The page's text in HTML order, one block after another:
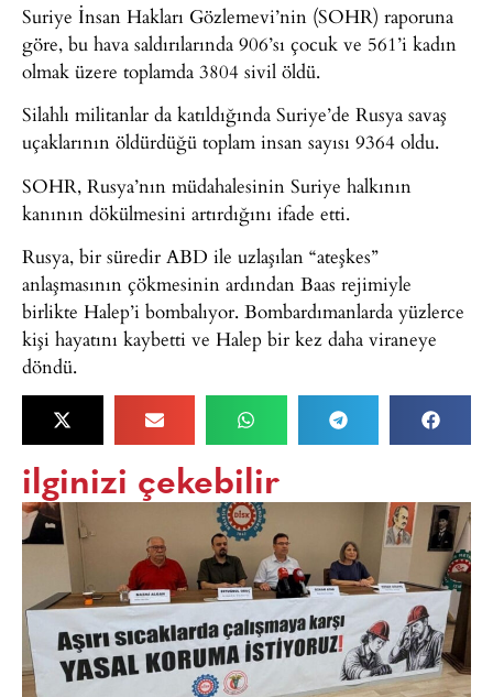
Suriye İnsan Hakları Gözlemevi’nin (SOHR) raporuna
göre, bu hava saldırılarında 906’sı çocuk ve 561’i kadın
olmak üzere toplamda 3804 sivil öldü.
Silahlı militanlar da katıldığında Suriye’de Rusya savaş
uçaklarının öldürdüğü toplam insan sayısı 9364 oldu.
SOHR, Rusya’nın müdahalesinin Suriye halkının
kanının dökülmesini artırdığını ifade etti.
Rusya, bir süredir ABD ile uzlaşılan “ateşkes”
anlaşmasının çökmesinin ardından Baas rejimiyle
birlikte Halep’i bombalıyor. Bombardımanlarda yüzlerce
kişi hayatını kaybetti ve Halep bir kez daha viraneye
döndü.
ilginizi çekebilir